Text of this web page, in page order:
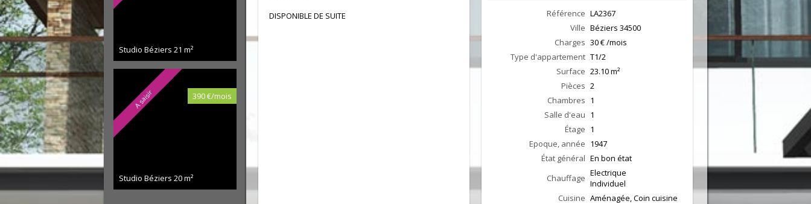
Studio Béziers 21 m²
A saisir 390 €/mois
Studio Béziers 20 m²
DISPONIBLE DE SUITE
Référence LA2367
Ville Béziers 34500
Charges 30 € /mois
Type d'appartement T1/2
Surface 23.10m²
Pièces 2
Chambres 1
Salle d'eau 1
Étage 1
Epoque, année 1947
État général En bon état
Chauffage Electrique
Individuel
Cuisine Aménagée, Coin cuisine